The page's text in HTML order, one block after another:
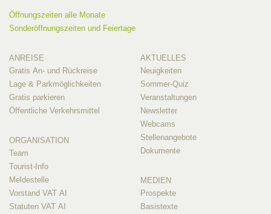
Öffnungszeiten alle Monate
Sonderöffnungszeiten und Feiertage
ANREISE
Gratis An- und Rückreise
Lage & Parkmöglichkeiten
Gratis parkieren
Öffentliche Verkehrsmittel
ORGANISATION
Team
Tourist-Info
Meldestelle
Vorstand VAT AI
Statuten VAT AI
AKTUELLES
Neuigkeiten
Sommer-Quiz
Veranstaltungen
Newsletter
Webcams
Stellenangebote
Dokumente
MEDIEN
Prospekte
Basistexte